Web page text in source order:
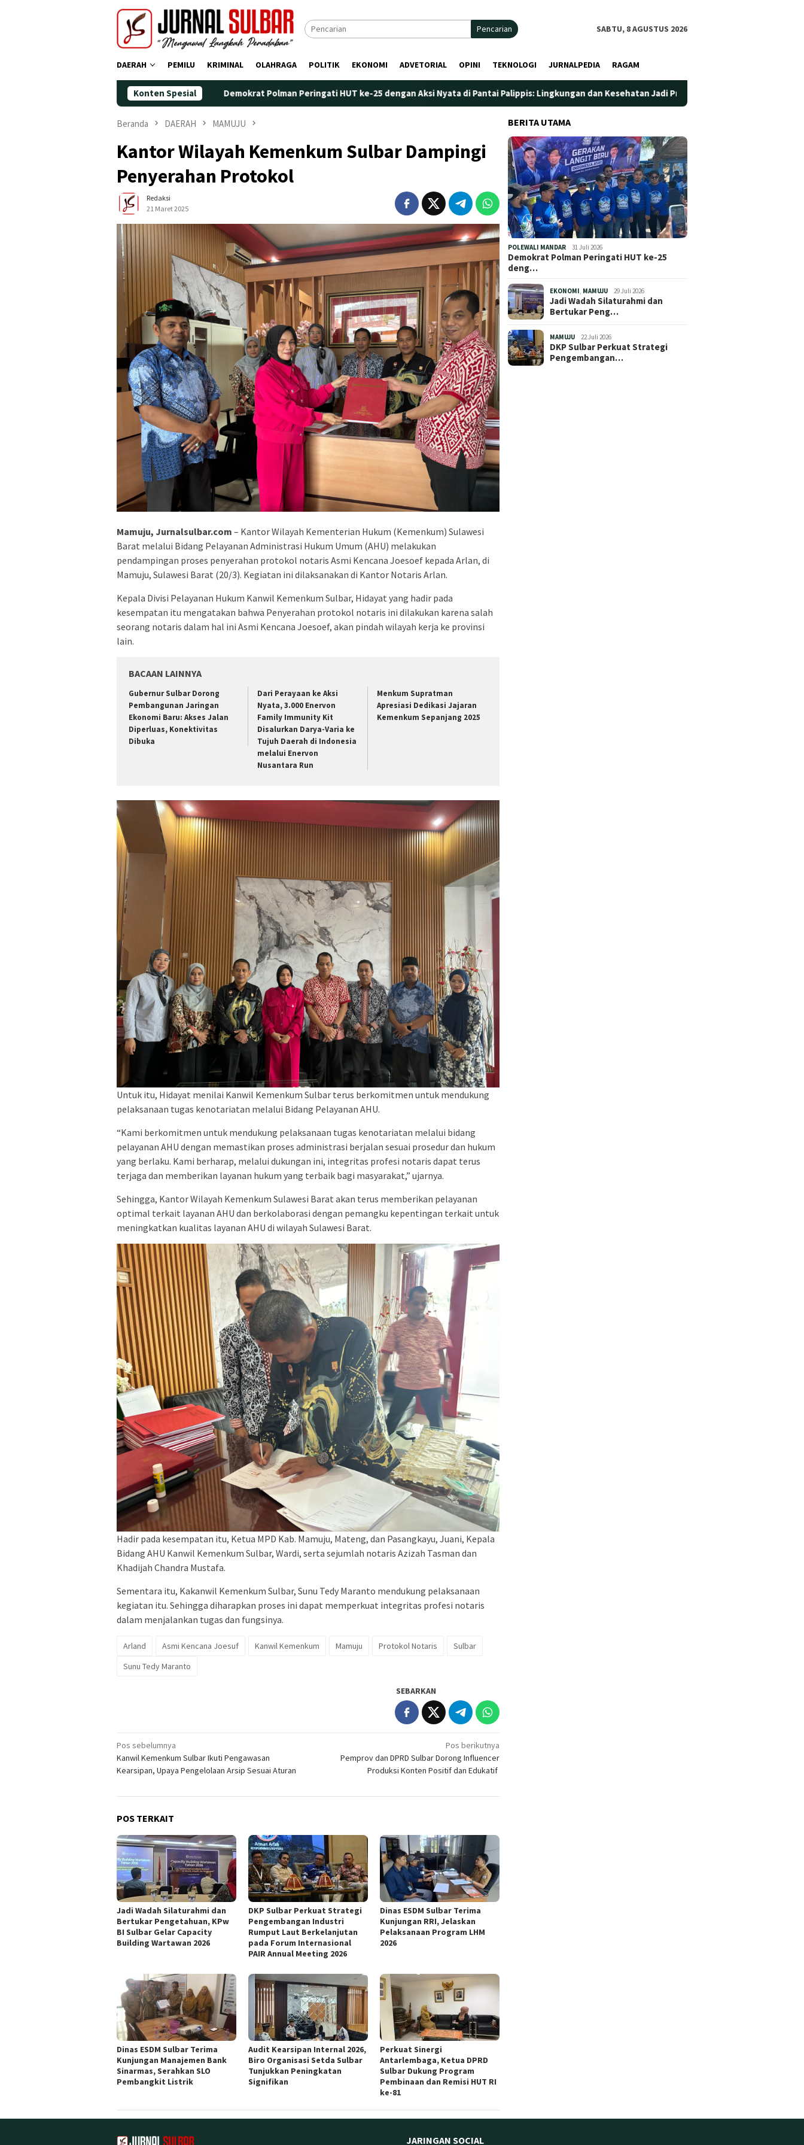
Pencarian SABTU, 8 AGUSTUS 2026
DAERAH PEMILU KRIMINAL OLAHRAGA POLITIK EKONOMI ADVETORIAL OPINI TEKNOLOGI JURNALPEDIA RAGAM
Konten Spesial
Demokrat Polman Peringati HUT ke-25 dengan Aksi Nyata di Pantai Palippis: Lingkungan dan Kesehatan Jadi Prioritas Jadi Wadah Silaturahmi dan Bertukar
Beranda DAERAH MAMUJU
Kantor Wilayah Kemenkum Sulbar Dampingi
Penyerahan Protokol
Redaksi
21 Maret 2025
Mamuju, Jurnalsulbar.com – Kantor Wilayah Kementerian Hukum (Kemenkum) Sulawesi
Barat melalui Bidang Pelayanan Administrasi Hukum Umum (AHU) melakukan
pendampingan proses penyerahan protokol notaris Asmi Kencana Joesoef kepada Arlan, di
Mamuju, Sulawesi Barat (20/3). Kegiatan ini dilaksanakan di Kantor Notaris Arlan.
Kepala Divisi Pelayanan Hukum Kanwil Kemenkum Sulbar, Hidayat yang hadir pada
kesempatan itu mengatakan bahwa Penyerahan protokol notaris ini dilakukan karena salah
seorang notaris dalam hal ini Asmi Kencana Joesoef, akan pindah wilayah kerja ke provinsi
lain.
BACAAN LAINNYA
Gubernur Sulbar Dorong
Pembangunan Jaringan
Ekonomi Baru: Akses Jalan
Diperluas, Konektivitas
Dibuka
Dari Perayaan ke Aksi
Nyata, 3.000 Enervon
Family Immunity Kit
Disalurkan Darya-Varia ke
Tujuh Daerah di Indonesia
melalui Enervon
Nusantara Run
Menkum Supratman
Apresiasi Dedikasi Jajaran
Kemenkum Sepanjang 2025
Untuk itu, Hidayat menilai Kanwil Kemenkum Sulbar terus berkomitmen untuk mendukung
pelaksanaan tugas kenotariatan melalui Bidang Pelayanan AHU.
“Kami berkomitmen untuk mendukung pelaksanaan tugas kenotariatan melalui bidang
pelayanan AHU dengan memastikan proses administrasi berjalan sesuai prosedur dan hukum
yang berlaku. Kami berharap, melalui dukungan ini, integritas profesi notaris dapat terus
terjaga dan memberikan layanan hukum yang terbaik bagi masyarakat,” ujarnya.
Sehingga, Kantor Wilayah Kemenkum Sulawesi Barat akan terus memberikan pelayanan
optimal terkait layanan AHU dan berkolaborasi dengan pemangku kepentingan terkait untuk
meningkatkan kualitas layanan AHU di wilayah Sulawesi Barat.
Hadir pada kesempatan itu, Ketua MPD Kab. Mamuju, Mateng, dan Pasangkayu, Juani, Kepala
Bidang AHU Kanwil Kemenkum Sulbar, Wardi, serta sejumlah notaris Azizah Tasman dan
Khadijah Chandra Mustafa.
Sementara itu, Kakanwil Kemenkum Sulbar, Sunu Tedy Maranto mendukung pelaksanaan
kegiatan itu. Sehingga diharapkan proses ini dapat memperkuat integritas profesi notaris
dalam menjalankan tugas dan fungsinya.
Arland Asmi Kencana Joesuf Kanwil Kemenkum Mamuju Protokol Notaris
Sulbar
Sunu Tedy Maranto
SEBARKAN
Navigasi
pos
Pos sebelumnya
Kanwil Kemenkum Sulbar Ikuti Pengawasan
Kearsipan, Upaya Pengelolaan Arsip Sesuai Aturan
Pos berikutnya
Pemprov dan DPRD Sulbar Dorong Influencer
Produksi Konten Positif dan Edukatif
POS TERKAIT
Jadi Wadah Silaturahmi dan
Bertukar Pengetahuan, KPw
BI Sulbar Gelar Capacity
Building Wartawan 2026
DKP Sulbar Perkuat Strategi
Pengembangan Industri
Rumput Laut Berkelanjutan
pada Forum Internasional
PAIR Annual Meeting 2026
Dinas ESDM Sulbar Terima
Kunjungan RRI, Jelaskan
Pelaksanaan Program LHM
2026
Dinas ESDM Sulbar Terima
Kunjungan Manajemen Bank
Sinarmas, Serahkan SLO
Pembangkit Listrik
Audit Kearsipan Internal 2026,
Biro Organisasi Setda Sulbar
Tunjukkan Peningkatan
Signifikan
Perkuat Sinergi
Antarlembaga, Ketua DPRD
Sulbar Dukung Program
Pembinaan dan Remisi HUT RI
ke-81
BERITA UTAMA
POLEWALI MANDAR 31 Juli 2026
Demokrat Polman Peringati HUT ke-25
deng…
EKONOMI MAMUJU 29 Juli 2026
Jadi Wadah Silaturahmi dan
Bertukar Peng…
MAMUJU 22 Juli 2026
DKP Sulbar Perkuat Strategi
Pengembangan…
JARINGAN SOCIAL